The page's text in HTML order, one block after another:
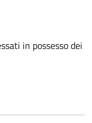
in possesso dei